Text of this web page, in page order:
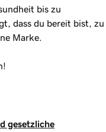
bis zu
dass du bereit bist, zu
Marke.
gesetzliche